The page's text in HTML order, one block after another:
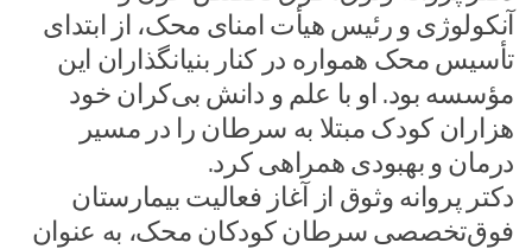
آنکولوژی و رئیس هیأت امنای محک، از ابتدای
تأسیس محک همواره در کنار بنیانگذاران این
مؤسسه بود. او با علم و دانش بی‌کران خود
هزاران کودک مبتلا به سرطان را در مسیر
درمان و بهبودی همراهی کرد.
دکتر پروانه وثوق از آغاز فعالیت بیمارستان
فوق‌تخصصی سرطان کودکان محک، به عنوان